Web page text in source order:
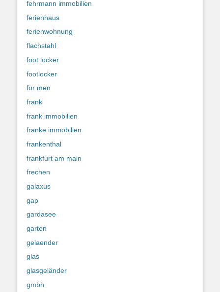
fehrmann immobilien
ferienhaus
ferienwohnung
flachstahl
foot locker
footlocker
for men
frank
frank immobilien
franke immobilien
frankenthal
frankfurt am main
frechen
galaxus
gap
gardasee
garten
gelaender
glas
glasgeländer
gmbh